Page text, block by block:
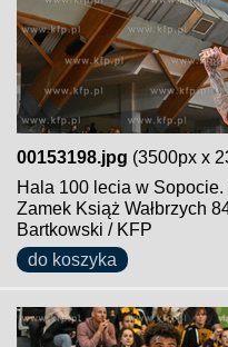
00153198.jpg (3500px x
Hala 100 lecia w
Zamek Książ Wałbrzych
Bartkowski / KFP
do koszyka